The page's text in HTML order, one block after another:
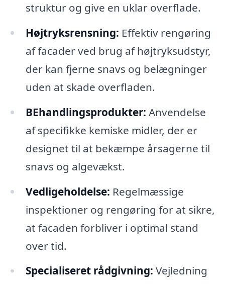
struktur og give en uklar overflade.
Højtryksrensning: Effektiv rengøring
af facader ved brug af højtryksudstyr,
der kan fjerne snavs og belægninger
uden at skade overfladen.
BEhandlingsprodukter: Anvendelse
af specifikke kemiske midler, der er
designet til at bekæmpe årsagerne til
snavs og algevækst.
Vedligeholdelse: Regelmæssige
inspektioner og rengøring for at sikre,
at facaden forbliver i optimal stand
over tid.
Specialiseret rådgivning: Vejledning